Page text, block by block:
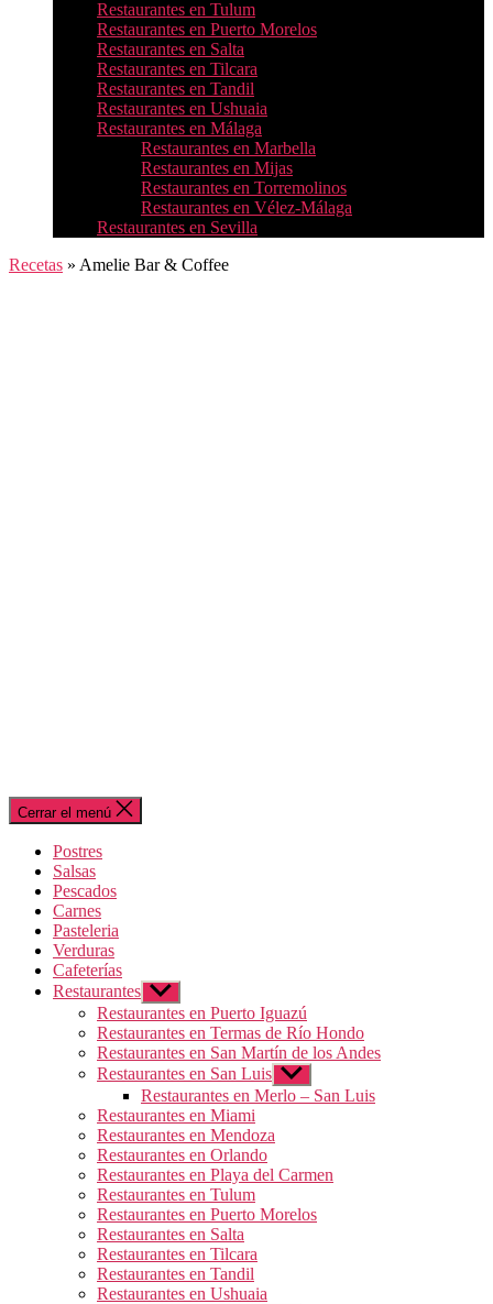
Restaurantes en Tulum
Restaurantes en Puerto Morelos
Restaurantes en Salta
Restaurantes en Tilcara
Restaurantes en Tandil
Restaurantes en Ushuaia
Restaurantes en Málaga
Restaurantes en Marbella
Restaurantes en Mijas
Restaurantes en Torremolinos
Restaurantes en Vélez-Málaga
Restaurantes en Sevilla
Recetas » Amelie Bar & Coffee
Cerrar el menú
Postres
Salsas
Pescados
Carnes
Pasteleria
Verduras
Cafeterías
Restaurantes Mostrar
el
submenú
Restaurantes en Puerto Iguazú
Restaurantes en Termas de Río Hondo
Restaurantes en San Martín de los Andes
Restaurantes en San Luis Mostrar
el
submenú
Restaurantes en Merlo – San Luis
Restaurantes en Miami
Restaurantes en Mendoza
Restaurantes en Orlando
Restaurantes en Playa del Carmen
Restaurantes en Tulum
Restaurantes en Puerto Morelos
Restaurantes en Salta
Restaurantes en Tilcara
Restaurantes en Tandil
Restaurantes en Ushuaia